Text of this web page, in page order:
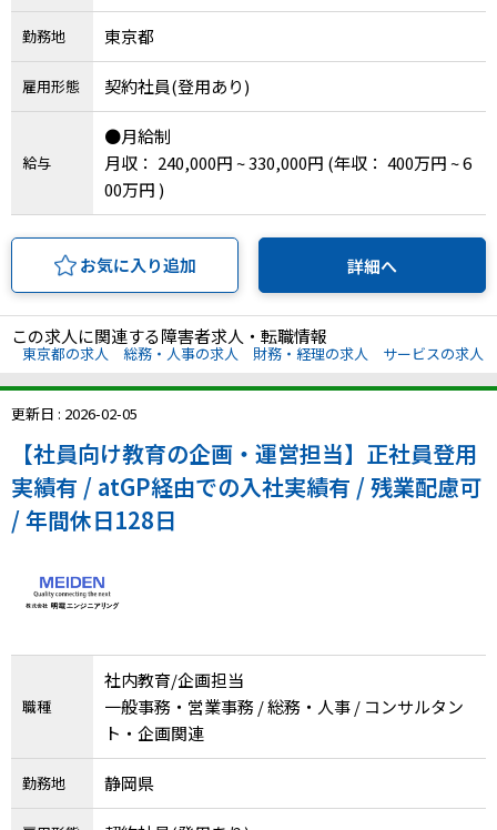
勤務地 東京都
雇用形態 契約社員(登用あり)
給与
●月給制
月収： 240,000円 ~ 330,000円 (年収： 400万円 ~ 6
00万円 )
お気に入り追加 詳細へ
この求人に関連する障害者求人・転職情報
東京都の求人 総務・人事の求人 財務・経理の求人 サービスの求人
更新日 : 2026-02-05
【社員向け教育の企画・運営担当】正社員登用
実績有 / atGP経由での入社実績有 / 残業配慮可
/ 年間休日128日
職種
社内教育/企画担当
一般事務・営業事務 / 総務・人事 / コンサルタン
ト・企画関連
勤務地 静岡県
しいたけ生産で実現する
新しい障害者雇用支援サービス
ご利用ガイド
法人向けページ
メニューを閉じる